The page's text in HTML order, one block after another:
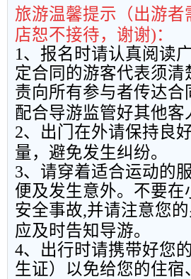
旅游温馨提示（出游
店恕不接待，谢谢)：
1、报名时请认真阅读
定合同的游客代表须
责向所有参与者传达
配合导游监管好其他客
2、出门在外请保持良
量，避免发生纠纷。
3、请穿着适合运动的
便及发生意外。不要
安全事故,并请注意您
应及时告知导游。
4、出行时请携带好您
生证）以免给您的住